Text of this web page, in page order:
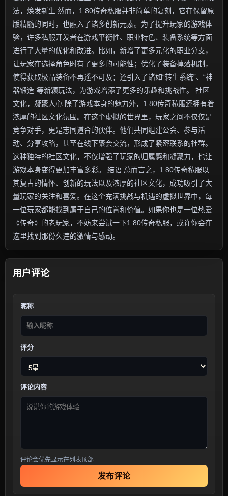
法，焕发新生 然而，1.80传奇私服并非简单的复刻，它在保留原
版精髓的同时，也融入了诸多创新元素。为了提升玩家的游戏体
验，许多私服开发者在游戏平衡性、职业特色、装备系统等方面
进行了大量的优化和改进。比如，新增了更多元化的职业分支，
让玩家在选择角色时有了更多的可能性；优化了装备掉落机制，
使得获取极品装备不再遥不可及；还引入了诸如“转生系统”、“神
器锻造”等新颖玩法，为游戏增添了更多的乐趣和挑战性。 社区
文化，凝聚人心 除了游戏本身的魅力外，1.80传奇私服还拥有着
浓厚的社区文化氛围。在这个虚拟的世界里，玩家之间不仅仅是
竞争对手，更是志同道合的伙伴。他们共同组建公会、参与活
动、分享攻略，甚至在线下聚会交流，形成了紧密联系的社群。
这种独特的社区文化，不仅增强了玩家的归属感和凝聚力，也让
游戏本身变得更加丰富多彩。 结语 总而言之，1.80传奇私服以
其复古的情怀、创新的玩法以及浓厚的社区文化，成功吸引了大
量玩家的关注和喜爱。在这个充满挑战与机遇的虚拟世界中，每
一位玩家都能找到属于自己的位置和价值。如果你也是一位热爱
《传奇》的老玩家，不妨来尝试一下1.80传奇私服，或许你会在
这里找到那份久违的激情与感动。
用户评论
昵称
评分
评论内容
评论会优先显示在列表顶部
发布评论